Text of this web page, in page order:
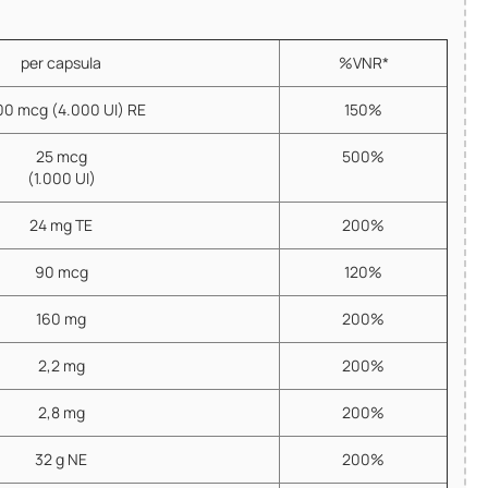
per capsula %VNR*
mcg (4.000 UI) RE 150%
25 mcg
(1.000 UI)
500%
24 mg TE 200%
90 mcg 120%
160 mg 200%
2,2 mg 200%
2,8 mg 200%
32 g NE 200%